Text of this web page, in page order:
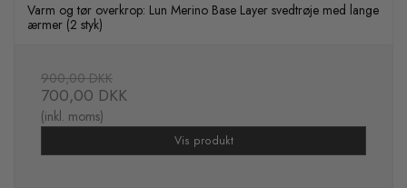
Varm og tør overkrop: Lun Merino Base Layer svedtrøje med lange
ærmer (2 styk)
900,00 DKK
700,00 DKK
(inkl. moms)
Vis produkt